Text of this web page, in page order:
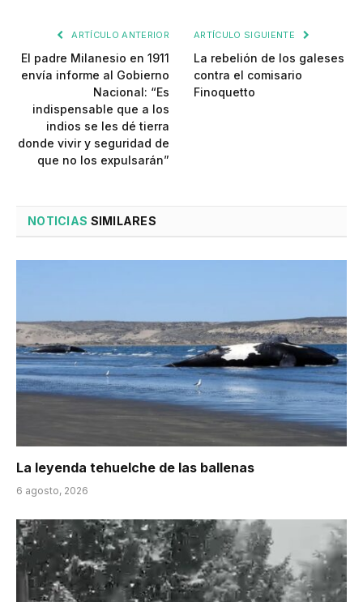
ARTÍCULO ANTERIOR
El padre Milanesio en 1911
envía informe al Gobierno
Nacional: “Es
indispensable que a los
indios se les dé tierra
donde vivir y seguridad de
que no los expulsarán”
ARTÍCULO SIGUIENTE
La rebelión de los galeses
contra el comisario
Finoquetto
NOTICIAS SIMILARES
La leyenda tehuelche de las ballenas
6 agosto, 2026